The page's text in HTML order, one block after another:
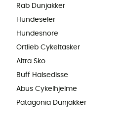
Rab Dunjakker
Hundeseler
Hundesnore
Ortlieb Cykeltasker
Altra Sko
Buff Halsedisse
Abus Cykelhjelme
Patagonia Dunjakker